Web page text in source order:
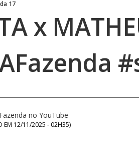
17
x
no YouTube
EM 12/11/2025 - 02H35)